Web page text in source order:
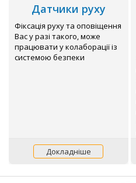
Датчики руху
Фіксація руху та оповіщення
Вас у разі такого, може
працювати у колаборації із
системою безпеки
Докладніше